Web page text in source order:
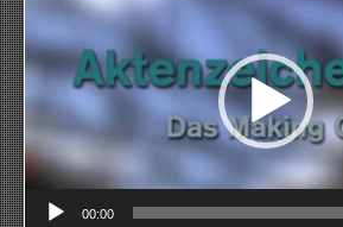
00:00